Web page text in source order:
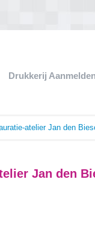
Drukkerij
atelier Jan den
Jan den